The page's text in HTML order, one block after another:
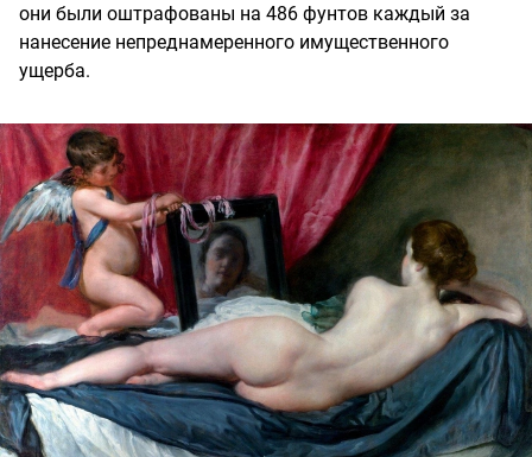
они были оштрафованы на 486 фунтов каждый за
нанесение непреднамеренного имущественного
ущерба.